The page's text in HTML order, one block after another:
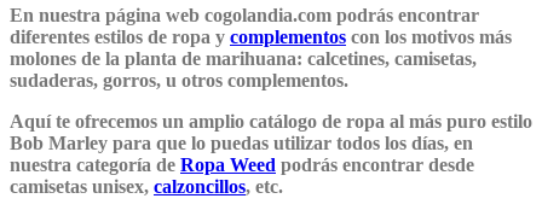
En nuestra página web cogolandia.com podrás encontrar
diferentes estilos de ropa y complementos con los motivos más
molones de la planta de marihuana: calcetines, camisetas,
sudaderas, gorros, u otros complementos.
Aquí te ofrecemos un amplio catálogo de ropa al más puro estilo
Bob Marley para que lo puedas utilizar todos los días, en
nuestra categoría de Ropa Weed podrás encontrar desde
camisetas unisex, calzoncillos, etc.